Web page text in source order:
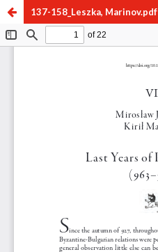
137-158_Leszka, Marinov.pdf